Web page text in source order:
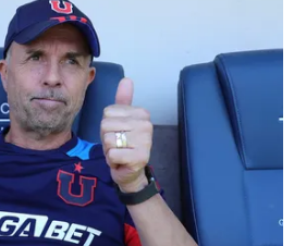
RedGol, al igual que Futbol Sites, es una
compañía perteneciente a Better Collective.
Todos los derechos reservados